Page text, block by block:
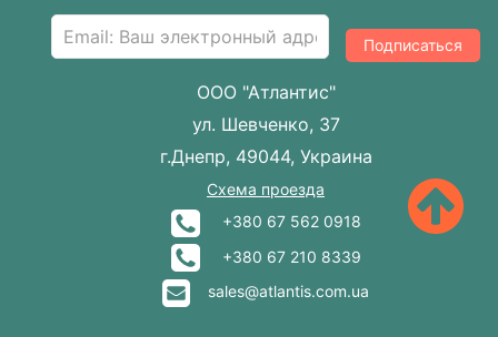
Подписаться
ООО "Атлантис"
ул. Шевченко, 37
г.Днепр, 49044, Украина
Схема проезда
+380 67 562 0918
+380 67 210 8339
sales@atlantis.com.ua